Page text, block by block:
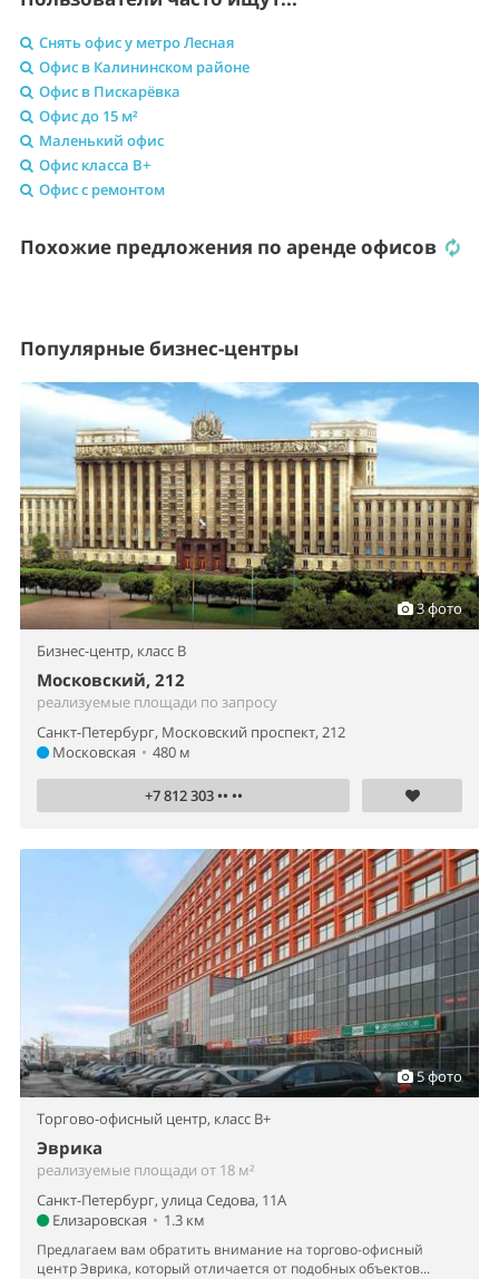
Снять офис у метро Лесная
Офис в Калининском районе
Офис в Пискарёвка
Офис до 15 м²
Маленький офис
Офис класса B+
Офис с ремонтом
Похожие предложения по аренде офисов
Популярные бизнес-центры
3 фото
Бизнес-центр, класс B
Московский, 212
реализуемые площади по запросу
Санкт-Петербург, Московский проспект, 212
Московская • 480 м
+7 812 303 •• ••
5 фото
Торгово-офисный центр, класс B+
Эврика
реализуемые площади от 18 м²
Санкт-Петербург, улица Седова, 11А
Елизаровская • 1.3 км
Предлагаем вам обратить внимание на торгово-офисный
центр Эврика, который отличается от подобных объектов...